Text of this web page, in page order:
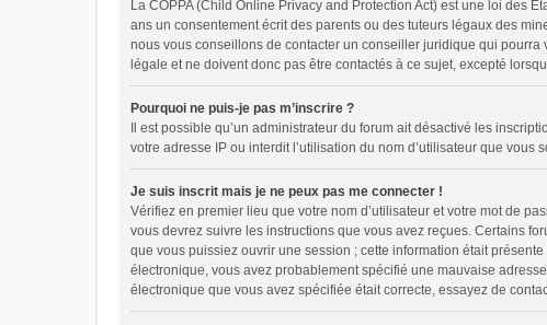
La COPPA (Child Online Privacy and Protection Act) est une loi des
ans un consentement écrit des parents ou des tuteurs légaux des
nous vous conseillons de contacter un conseiller juridique qui
légale et ne doivent donc pas être contactés à ce sujet, excepté
Pourquoi ne puis-je pas m’inscrire ?
Il est possible qu’un administrateur du forum ait désactivé les
votre adresse IP ou interdit l’utilisation du nom d’utilisateur que
Je suis inscrit mais je ne peux pas me connecter !
Vérifiez en premier lieu que votre nom d’utilisateur et votre mot de
vous devrez suivre les instructions que vous avez reçues. Certains
que vous puissiez ouvrir une session ; cette information était
électronique, vous avez probablement spécifié une mauvaise
électronique que vous avez spécifiée était correcte, essayez de